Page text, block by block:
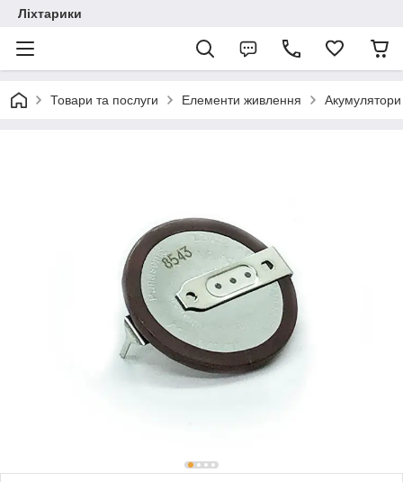
Ліхтарики
Товари та послуги Елементи живлення Акумулятори